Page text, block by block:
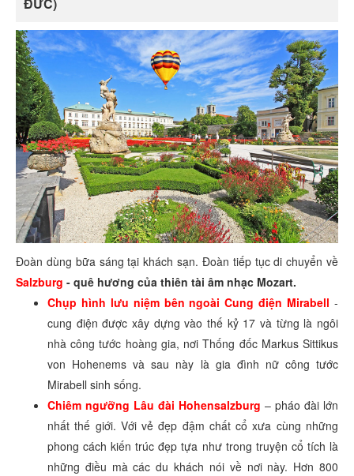
Đoàn dùng bữa sáng tại khách sạn. Đoàn tiếp tục di chuyển về
Salzburg - quê hương của thiên tài âm nhạc Mozart.
Chụp hình lưu niệm bên ngoài Cung điện Mirabell -
cung điện được xây dựng vào thế kỷ 17 và từng là ngôi
nhà công tước hoàng gia, nơi Thống đốc Markus Sittikus
von Hohenems và sau này là gia đình nữ công tước
Mirabell sinh sống.
Chiêm ngưỡng Lâu đài Hohensalzburg – pháo đài lớn
nhất thế giới. Với vẻ đẹp đậm chất cổ xưa cùng những
phong cách kiến trúc đẹp tựa như trong truyện cổ tích là
những điều mà các du khách nói về nơi này. Hơn 800